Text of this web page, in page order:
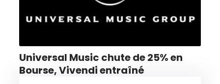
Universal Music chute de 25% en
Bourse, Vivendi entraîné